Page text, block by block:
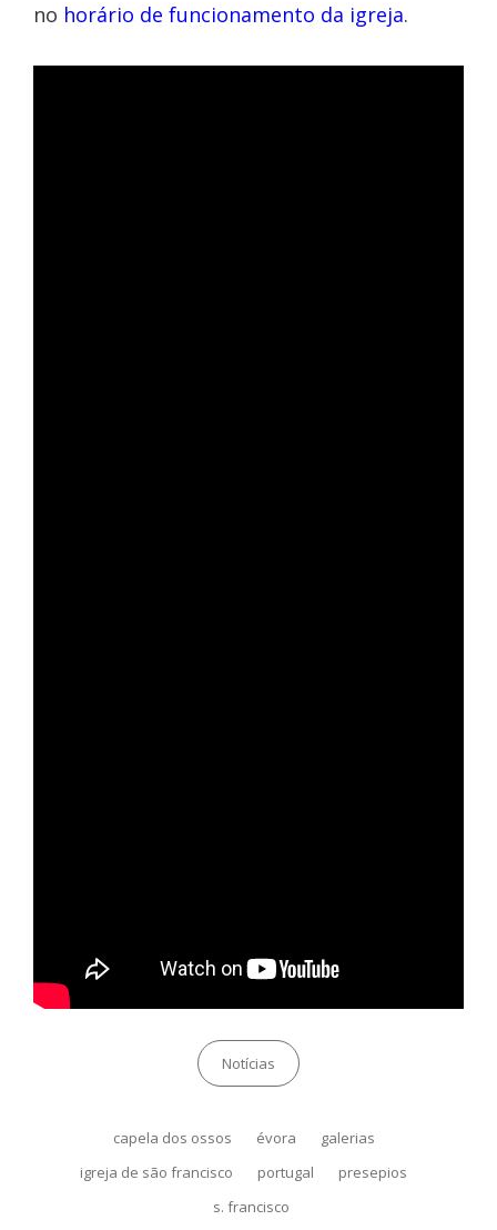
no horário de funcionamento da igreja.
Categories
Notícias
Tags,
capela dos ossos évora
galerias
igreja de são francisco
portugal
presepios
s. francisco